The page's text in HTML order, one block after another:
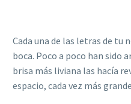
Cada una de las letras de tu
boca. Poco a poco han sido
brisa más liviana las hacía
espacio, cada vez más